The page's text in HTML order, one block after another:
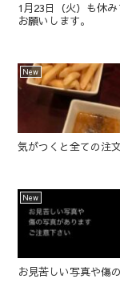
1月23日（火）も休
お願いします。
New
気がつくと全ての注
New
お見苦しい写真や傷